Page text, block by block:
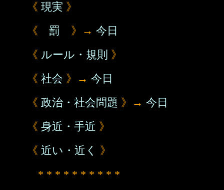
《 現実 》
《 罰 》→ 今日
《 ルール・規則 》
《 社会 》→ 今日
《 政治・社会問題 》→ 今日
《 身近・手近 》
《 近い・近く
》
* * * * * * * * * *